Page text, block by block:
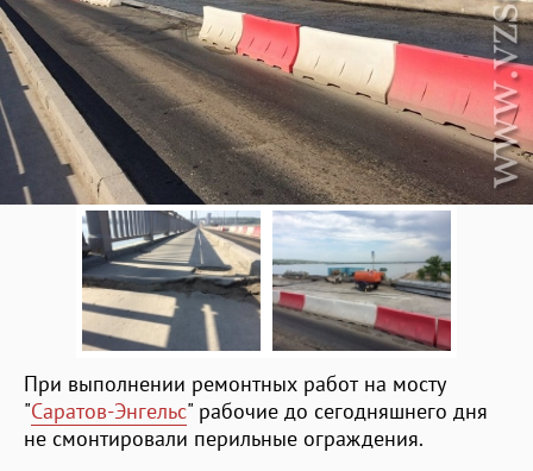
При выполнении ремонтных работ на мосту
"Саратов-Энгельс" рабочие до сегодняшнего дня
не смонтировали перильные ограждения.